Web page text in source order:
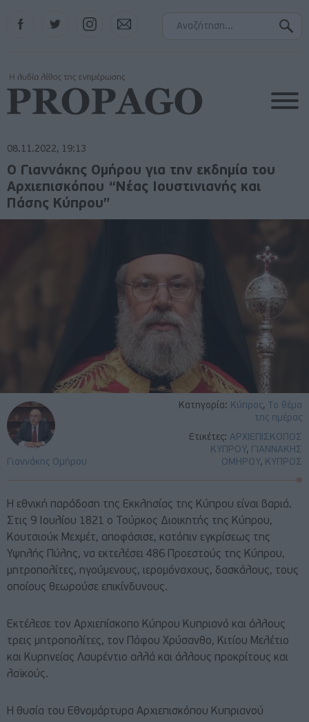
Instagram
08.11.2022, 19:13
Κατηγορία: Κύπρος, Το θέμα
της ημέρας
Ετικέτες: ΑΡΧΙΕΠΙΣΚΟΠΟΣ
ΚΥΠΡΟΥ, ΓΙΑΝΝΑΚΗΣ
ΟΜΗΡΟΥ, ΚΥΠΡΟΣ
Γιαννάκης Ομήρου
Ο Γιαννάκης Ομήρου για την εκδημία του
Αρχιεπισκόπου “Νέας Ιουστινιανής και
Πάσης Κύπρου”
Η εθνική παράδοση της Εκκλησίας της Κύπρου είναι βαριά.
Στις 9 Ιουλίου 1821 ο Τούρκος Διοικητής της Κύπρου,
Κουτσιούκ Μεχμέτ, αποφάσισε, κατόπιν εγκρίσεως της
Υψηλής Πύλης, να εκτελέσει 486 Προεστούς της Κύπρου,
μητροπολίτες, ηγούμενους, ιερομόναχους, δασκάλους, τους
οποίους θεωρούσε επικίνδυνους.
Εκτέλεσε τον Αρχιεπίσκοπο Κύπρου Κυπριανό και άλλους
τρεις μητροπολίτες, τον Πάφου Χρύσανθο, Κιτίου Μελέτιο
και Κυρηνείας Λαυρέντιο αλλά και άλλους προκρίτους και
λαϊκούς.
Η θυσία του Εθνομάρτυρα Αρχιεπισκόπου Κυπριανού